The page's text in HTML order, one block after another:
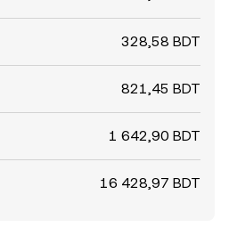
328,58 BDT
821,45 BDT
1 642,90 BDT
16 428,97 BDT